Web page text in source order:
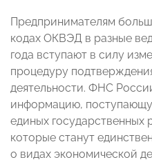
Предпринимателям
кодах ОКВЭД в разные
года вступают в силу
процедуру
деятельности. ФНС
информацию,
единых
которые станут
о видах экономической